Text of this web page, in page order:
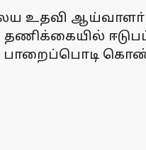
உதவி
பாறைப்பொடி